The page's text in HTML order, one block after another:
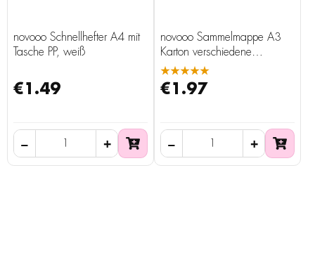
novooo Schnellhefter A4 mit
Tasche PP, weiß
€1.49
novooo Sammelmappe A3
Karton verschiedene
Unifarben
★★★★★
€1.97